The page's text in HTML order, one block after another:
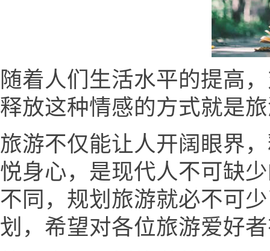
随着人们生活水平的提高
释放这种情感的方式就是
旅游不仅能让人开阔眼界
悦身心，是现代人不可缺
不同，规划旅游就必不可
划，希望对各位旅游爱好